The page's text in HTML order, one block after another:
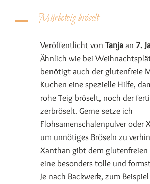
A Mürbeteig bröselt
Veröffentlicht von Tanja an 7.
Ähnlich wie bei
benötigt auch der glutenfreie
Kuchen eine spezielle Hilfe,
rohe Teig bröselt, noch der
zerbröselt. Gerne setze ich
Flohsamenschalenpulver oder
um unnötiges Bröseln zu
Xanthan gibt dem
eine besonders tolle und
Je nach Backwerk, zum